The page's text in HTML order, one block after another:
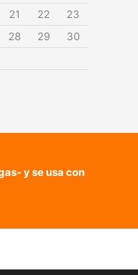
21 22
23
28 29
30
y se usa con